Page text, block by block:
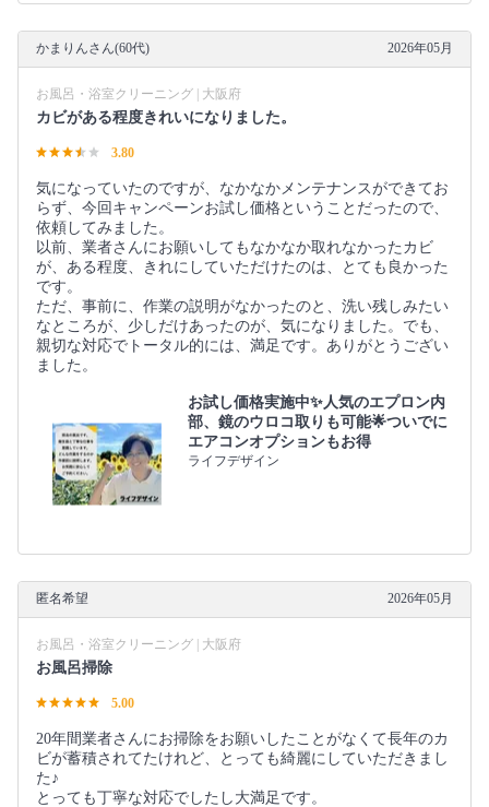
かまりんさん(60代) 2026年05月
お風呂・浴室クリーニング | 大阪府
カビがある程度きれいになりました。
3.80
気になっていたのですが、なかなかメンテナンスができてお
らず、今回キャンペーンお試し価格ということだったので、
依頼してみました。
以前、業者さんにお願いしてもなかなか取れなかったカビ
が、ある程度、きれにしていただけたのは、とても良かった
です。
ただ、事前に、作業の説明がなかったのと、洗い残しみたい
なところが、少しだけあったのが、気になりました。でも、
親切な対応でトータル的には、満足です。ありがとうござい
ました。
お試し価格実施中✨人気のエプロン内
部、鏡のウロコ取りも可能🌟ついでに
エアコンオプションもお得
ライフデザイン
匿名希望 2026年05月
お風呂・浴室クリーニング | 大阪府
お風呂掃除
5.00
20年間業者さんにお掃除をお願いしたことがなくて長年のカ
ビが蓄積されてたけれど、とっても綺麗にしていただきまし
た♪
とっても丁寧な対応でしたし大満足です。